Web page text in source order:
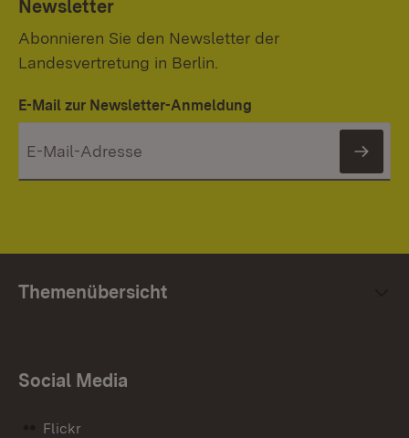
Newsletter
Abonnieren Sie den Newsletter der
Landesvertretung in Berlin.
E-Mail zur Newsletter-Anmeldung
Themenübersicht
Social Media
Flickr